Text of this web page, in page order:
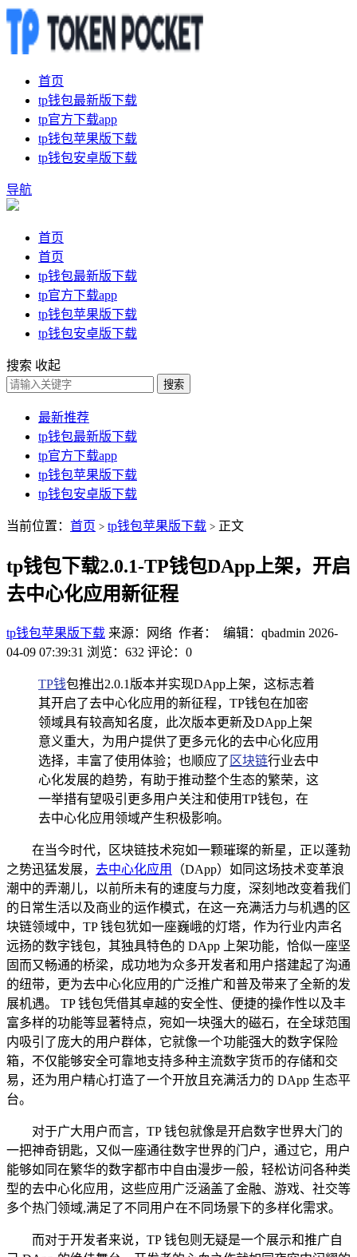
首页
tp钱包最新版下载
tp官方下载app
tp钱包苹果版下载
tp钱包安卓版下载
导航
首页
首页
tp钱包最新版下载
tp官方下载app
tp钱包苹果版下载
tp钱包安卓版下载
搜索 收起
搜索
最新推荐
tp钱包最新版下载
tp官方下载app
tp钱包苹果版下载
tp钱包安卓版下载
当前位置： 首页 > tp钱包苹果版下载 > 正文
tp钱包下载2.0.1-TP钱包DApp上架，开启
去中心化应用新征程
tp钱包苹果版下载 来源：网络 作者： 编辑：qbadmin 2026-
04-09 07:39:31 浏览：632 评论：0
TP钱包推出2.0.1版本并实现DApp上架，这标志着
其开启了去中心化应用的新征程，TP钱包在加密
领域具有较高知名度，此次版本更新及DApp上架
意义重大，为用户提供了更多元化的去中心化应用
选择，丰富了使用体验；也顺应了 区块链行业去中
心化发展的趋势，有助于推动整个生态的繁荣，这
一举措有望吸引更多用户关注和使用TP钱包，在
去中心化应用领域产生积极影响。
在当今时代，区块链技术宛如一颗璀璨的新星，正以蓬勃
之势迅猛发展， 去中心化应用
（DApp）如同这场技术变革浪
潮中的弄潮儿，以前所未有的速度与力度，深刻地改变着我们
的日常生活以及商业的运作模式，在这一充满活力与机遇的区
块链领域中，TP 钱包犹如一座巍峨的灯塔，作为行业内声名
远扬的数字钱包，其独具特色的 DApp 上架功能，恰似一座坚
固而又畅通的桥梁，成功地为众多开发者和用户搭建起了沟通
的纽带，更为去中心化应用的广泛推广和普及带来了全新的发
展机遇。 TP 钱包凭借其卓越的安全性、便捷的操作性以及丰
富多样的功能等显著特点，宛如一块强大的磁石，在全球范围
内吸引了庞大的用户群体，它就像一个功能强大的数字保险
箱，不仅能够安全可靠地支持多种主流数字货币的存储和交
易，还为用户精心打造了一个开放且充满活力的 DApp 生态平
台。
对于广大用户而言，TP 钱包就像是开启数字世界大门的
一把神奇钥匙，又似一座通往数字世界的门户，通过它，用户
能够如同在繁华的数字都市中自由漫步一般，轻松访问各种类
型的去中心化应用，这些应用广泛涵盖了金融、游戏、社交等
多个热门领域,满足了不同用户在不同场景下的多样化需求。
而对于开发者来说，TP 钱包则无疑是一个展示和推广自